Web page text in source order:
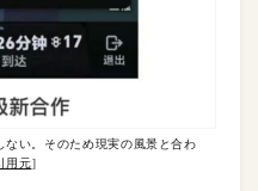
い。そのため現実の風景と合わ
用元］